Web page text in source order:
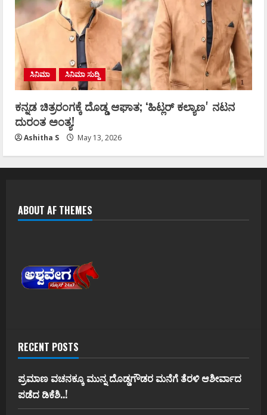
ಸಿನಿಮಾ ಸಿನಿಮಾ ಸುದ್ದಿ
ಕನ್ನಡ ಚಿತ್ರರಂಗಕ್ಕೆ ದೊಡ್ಡ ಆಘಾತ; ʻಹಿಟ್ಲರ್ ಕಲ್ಯಾಣʼ ನಟನ
ದುರಂತ ಅಂತ್ಯ!
Ashitha S May 13, 2026
ABOUT AF THEMES
RECENT POSTS
ಪ್ರಮಾಣ ವಚನಕ್ಕೂ ಮುನ್ನ ದೊಡ್ಡಗೌಡರ ಮನೆಗೆ ತೆರಳಿ ಆಶೀರ್ವಾದ
ಪಡೆದ ಡಿಕೆಶಿ..!